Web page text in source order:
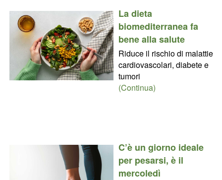
La dieta
biomediterranea fa
bene alla salute
Riduce il rischio di malattie
cardiovascolari, diabete e
tumori
(Continua)
C’è un giorno ideale
per pesarsi, è il
mercoledì